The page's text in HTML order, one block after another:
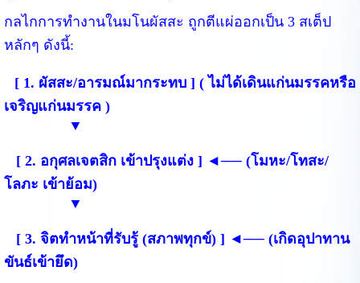
กลไกการทำงานในมโนผัสสะ ถูกตีแผ่ออกเป็น 3 สเต็ป
หลักๆ ดังนี้:
[ 1. ผัสสะ/อารมณ์มากระทบ ] ( ไม่ได้เดินแก่นมรรคหรือ
เจริญแก่นมรรค )
▼
[ 2. อกุศลเจตสิก เข้าปรุงแต่ง ] ◄── (โมหะ/โทสะ/
โลภะ เข้าย้อม)
▼
[ 3. จิตทำหน้าที่รับรู้ (สภาพทุกข์) ] ◄── (เกิดอุปาทาน
ขันธ์เข้ายึด)